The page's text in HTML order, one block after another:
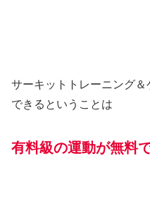
サーキットトレーニング
できるということは
有料級の運動が無料